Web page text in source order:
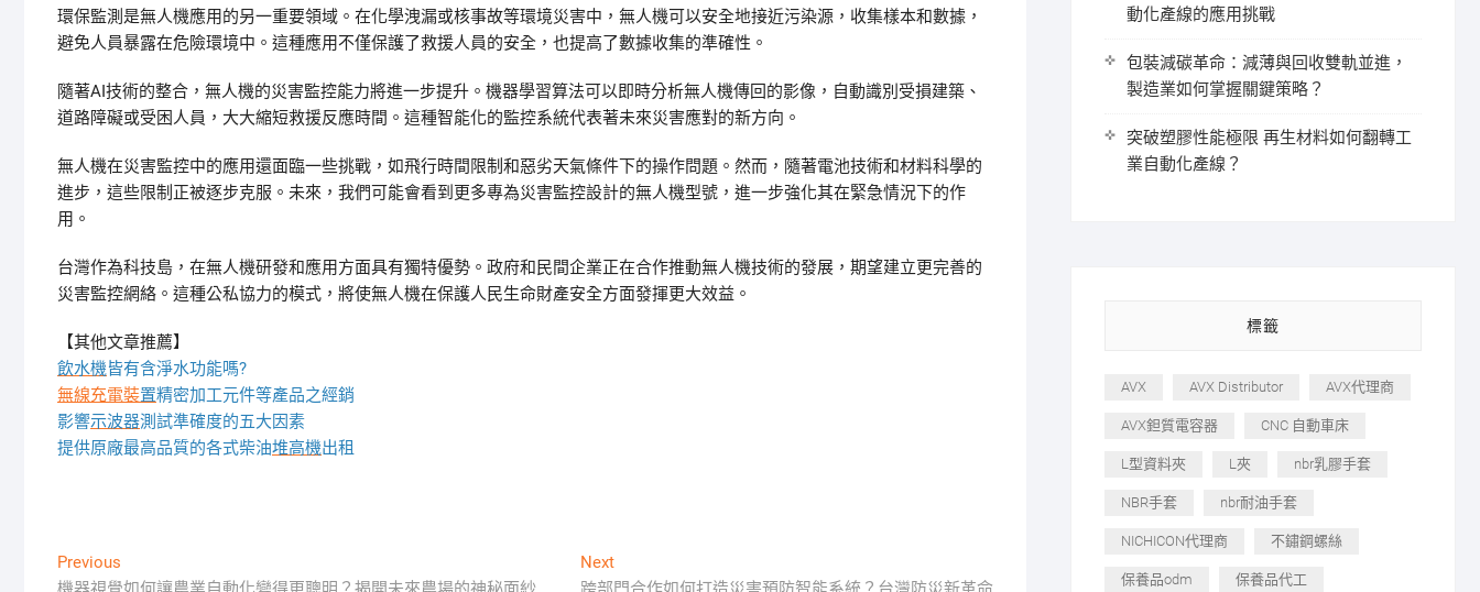
環保監測是無人機應用的另一重要領域。在化學洩漏或核事故等環境災害中，無人機可以安全地接近污染源，收集樣本和數據，
避免人員暴露在危險環境中。這種應用不僅保護了救援人員的安全，也提高了數據收集的準確性。
隨著AI技術的整合，無人機的災害監控能力將進一步提升。機器學習算法可以即時分析無人機傳回的影像，自動識別受損建築、
道路障礙或受困人員，大大縮短救援反應時間。這種智能化的監控系統代表著未來災害應對的新方向。
無人機在災害監控中的應用還面臨一些挑戰，如飛行時間限制和惡劣天氣條件下的操作問題。然而，隨著電池技術和材料科學的
進步，這些限制正被逐步克服。未來，我們可能會看到更多專為災害監控設計的無人機型號，進一步強化其在緊急情況下的作
用。
台灣作為科技島，在無人機研發和應用方面具有獨特優勢。政府和民間企業正在合作推動無人機技術的發展，期望建立更完善的
災害監控網絡。這種公私協力的模式，將使無人機在保護人民生命財產安全方面發揮更大效益。
【其他文章推薦】
飲水機皆有含淨水功能嗎?
無線充電裝置精密加工元件等產品之經銷
影響示波器測試準確度的五大因素
提供原廠最高品質的各式柴油堆高機出租
文
Previous
post:
NextNext
post:
動化產線的應用挑戰
包裝減碳革命：減薄與回收雙軌並進，
製造業如何掌握關鍵策略？
突破塑膠性能極限 再生材料如何翻轉工
業自動化產線？
標籤
AVX AVX Distributor AVX代理商
AVX鉭質電容器 CNC 自動車床
L型資料夾 L夾 nbr乳膠手套
NBR手套 nbr耐油手套
NICHICON代理商 不鏽鋼螺絲
保養品odm 保養品代工